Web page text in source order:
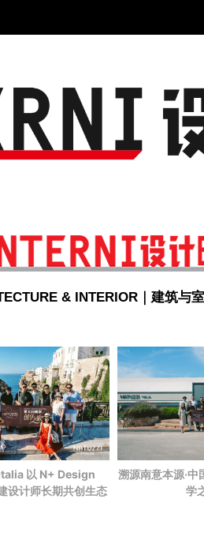
& INTERIOR｜建筑与
以 N+ Design
设计师长期共创生态
溯源南意本源·中
学